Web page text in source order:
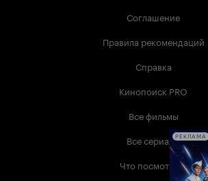
Соглашение
Правила рекомендаций
Справка
Кинопоиск PRO
Все фильмы
Все сериалы
Что посмотреть
РЕКЛАМА